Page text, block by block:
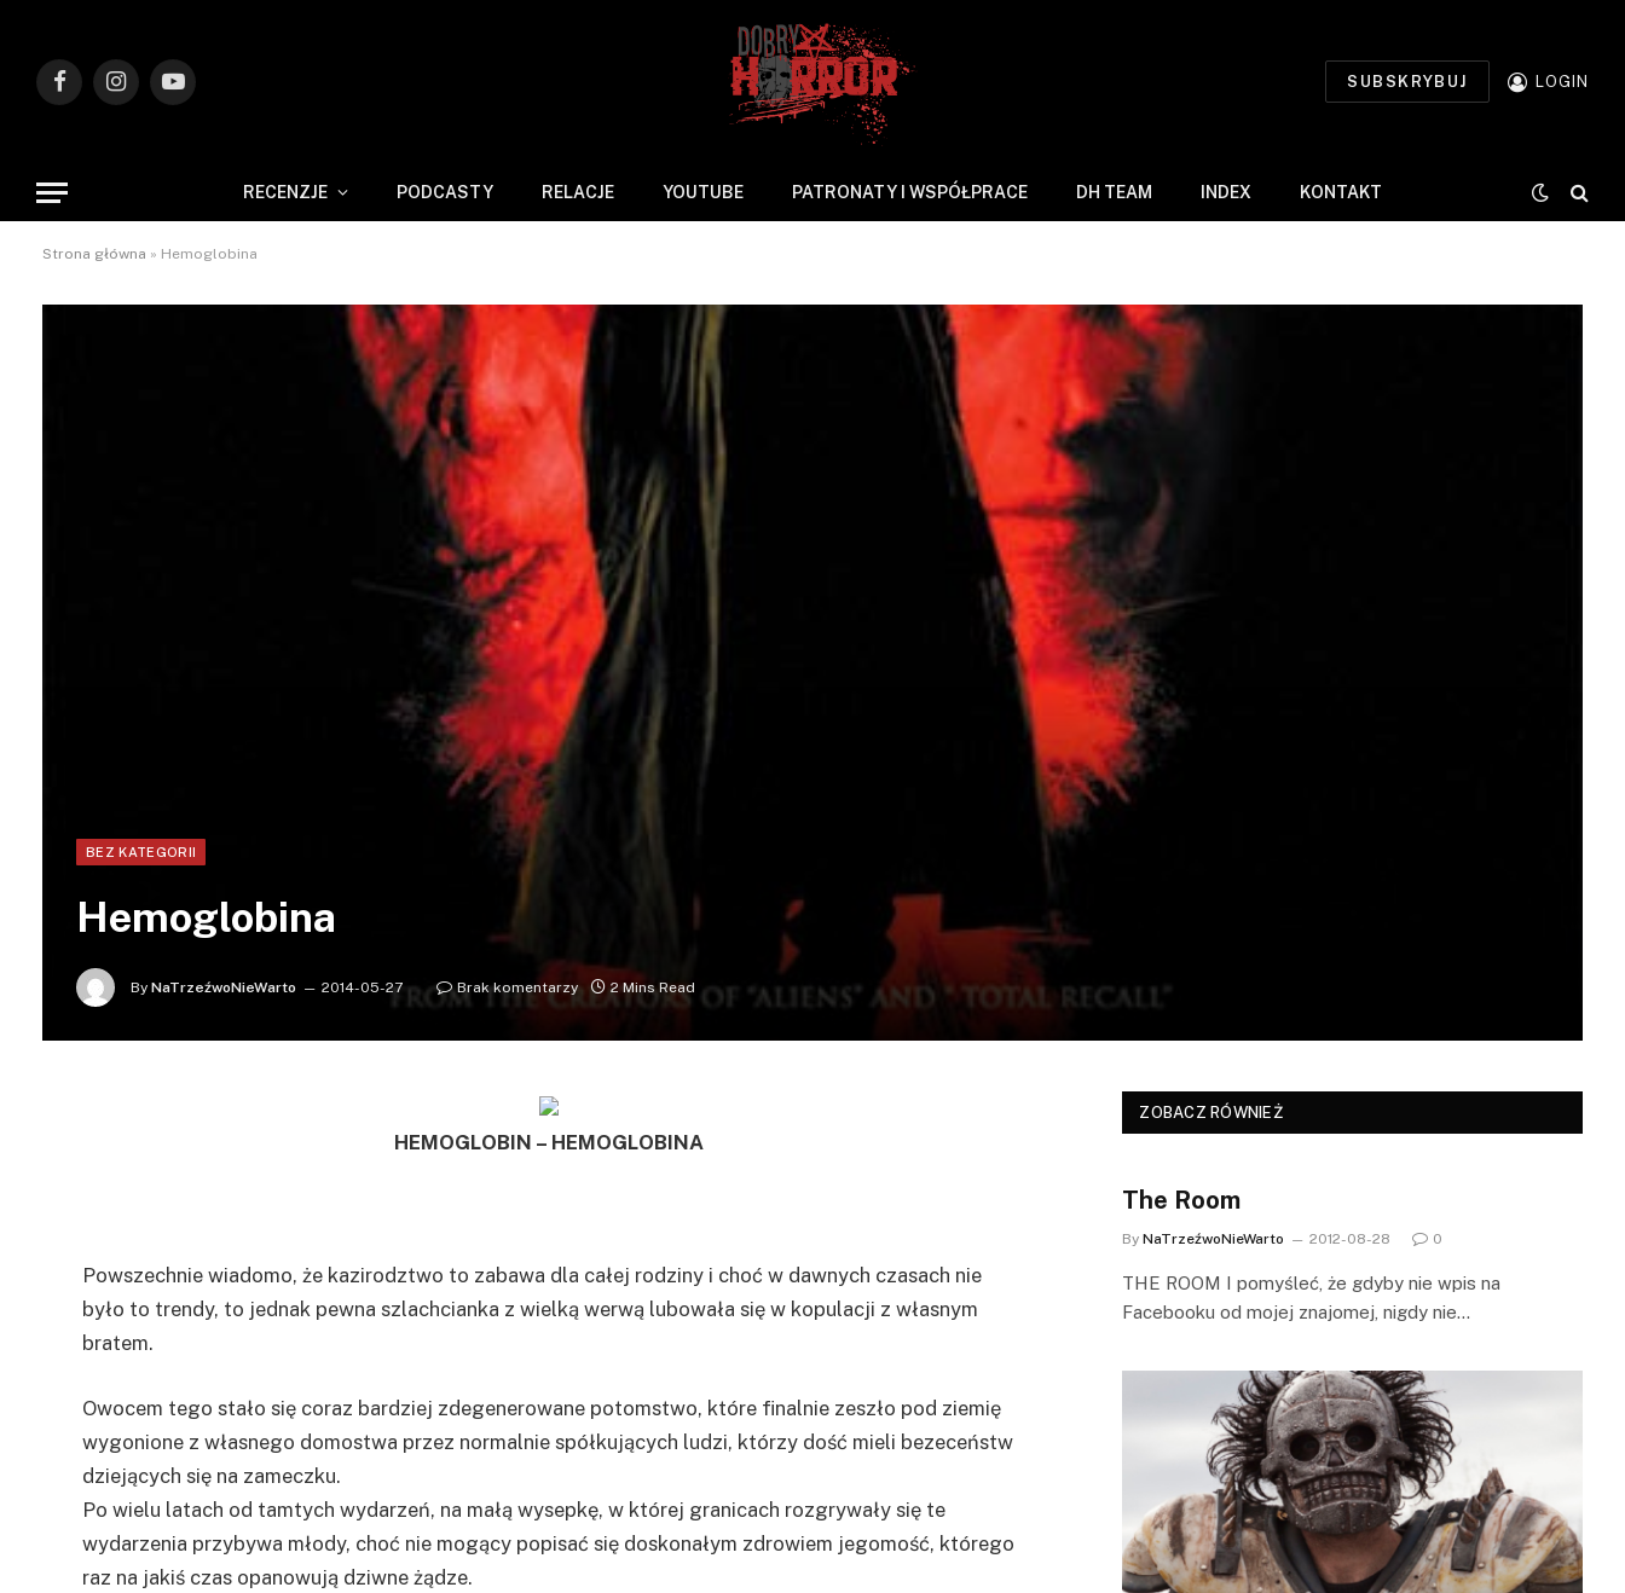
FacebookInstagramYouTube
SUBSKRYBUJ LOGIN
RECENZJE PODCASTY RELACJE YOUTUBE PATRONATY I WSPÓŁPRACE DH TEAM INDEX KONTAKT
Strona główna » Hemoglobina
BEZ KATEGORII
Hemoglobina
By NaTrzeźwoNieWarto 2014-05-27 Brak komentarzy 2 Mins Read
HEMOGLOBIN – HEMOGLOBINA
Powszechnie wiadomo, że kazirodztwo to zabawa dla całej rodziny i choć w dawnych czasach nie
było to trendy, to jednak pewna szlachcianka z wielką werwą lubowała się w kopulacji z własnym
bratem.
Owocem tego stało się coraz bardziej zdegenerowane potomstwo, które finalnie zeszło pod ziemię
wygonione z własnego domostwa przez normalnie spółkujących ludzi, którzy dość mieli bezeceństw
dziejących się na zameczku.
Po wielu latach od tamtych wydarzeń, na małą wysepkę, w której granicach rozgrywały się te
wydarzenia przybywa młody, choć nie mogący popisać się doskonałym zdrowiem jegomość, którego
raz na jakiś czas opanowują dziwne żądze.
ZOBACZ RÓWNIEŻ
The Room
By NaTrzeźwoNieWarto 2012-08-28 0
THE ROOM I pomyśleć, że gdyby nie wpis na
Facebooku od mojej znajomej, nigdy nie…